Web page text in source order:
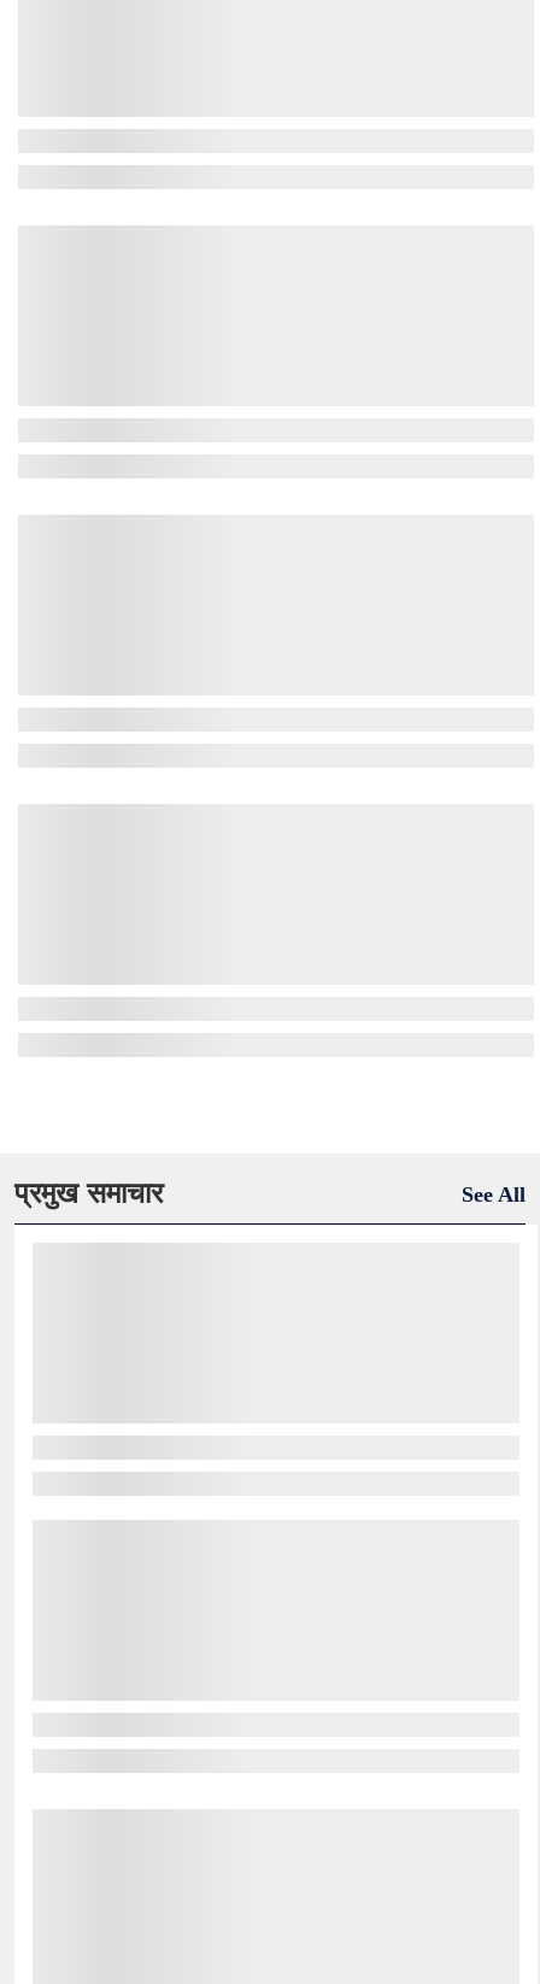
प्रमुख समाचार See All